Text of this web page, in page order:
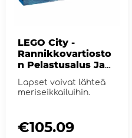
LEGO City -
Rannikkovartiosto
n Pelastusalus Ja
Helikopteri
Lapset voivat lähteä
meriseikkailuihin.
€105.09